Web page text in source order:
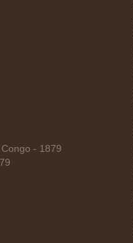
- 1879